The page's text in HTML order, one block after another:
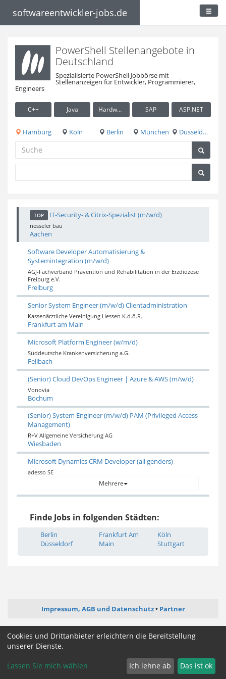
softwareentwickler-jobs.de
PowerShell Stellenangebote in
Deutschland
Spezialisierte PowerShell Jobbörse mit
Stellenanzeigen für Entwickler, Programmierer,
Engineers
C++ Java Hardware / Embedded SAP ASP.NET
Hamburg Köln Berlin München Düsseldorf
TOP IT-Security- & Citrix-Spezialist (m/w/d)
nesseler bau
Aachen
Software Developer Automatisierung &
Systemintegration (m/w/d)
AGJ-Fachverband Prävention und Rehabilitation in der Erzdiözese
Freiburg e.V.
Freiburg
Senior System Engineer (m/w/d) Clientadministration
Kassenärztliche Vereinigung Hessen K.d.ö.R.
Frankfurt am Main
Microsoft Platform Engineer (w/m/d)
Süddeutsche Krankenversicherung a.G.
Fellbach
(Senior) Cloud DevOps Engineer | Azure & AWS (m/w/d)
Vonovia
Bochum
(Senior) System Engineer (m/w/d) PAM (Privileged Access
Management)
R+V Allgemeine Versicherung AG
Wiesbaden
Microsoft Dynamics CRM Developer (all genders)
adesso SE
Mehrere
Finde Jobs in folgenden Städten:
Berlin
Düsseldorf
Frankfurt Am
Main
Köln
Stuttgart
Impressum, AGB und Datenschutz Partner
ictjob.de administrator-jobs.de
webentwickler-jobs.de
Cookie Zustimmung ändern
Cookies und Drittanbieter erleichtern die Bereitstellung
unserer Dienste.
Lassen Sie mich wählen Ich lehne ab Das ist ok